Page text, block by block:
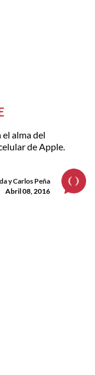
alma del
de Apple.
y Carlos Peña
Abril 08, 2016